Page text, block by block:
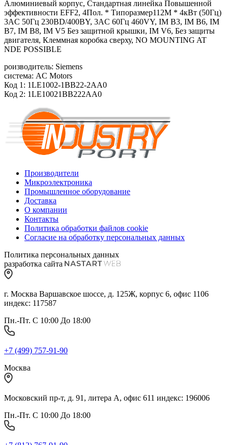
Алюминиевый корпус, Стандартная линейка Повышенной
эффективности EFF2, 4Пол. * Типоразмер112M * 4кВт (50Гц)
3AC 50Гц 230ВD/400ВY, 3AC 60Гц 460VY, IM B3, IM B6, IM
B7, IM B8, IM V5 Без защитной крышки, IM V6, Без защиты
двигателя, Клеммная коробка сверху, NO MOUNTING AT
NDE POSSIBLE
роизводитель: Siemens
система: AC Motors
Код 1: 1LE1002-1BB22-2AA0
Код 2: 1LE10021BB222AA0
Производители
Микроэлектроника
Промышленное оборудование
Доставка
О компании
Контакты
Политика обработки файлов cookie
Согласие на обработку персональных данных
Политика персональных данных
разработка сайта
г. Москва Варшавское шоссе, д. 125Ж, корпус 6, офис 1106
индекс: 117587
Пн.-Пт. С 10:00 До 18:00
+7 (499) 757-91-90
Москва
Московский пр-т, д. 91, литера А, офис 611 индекс: 196006
Пн.-Пт. С 10:00 До 18:00